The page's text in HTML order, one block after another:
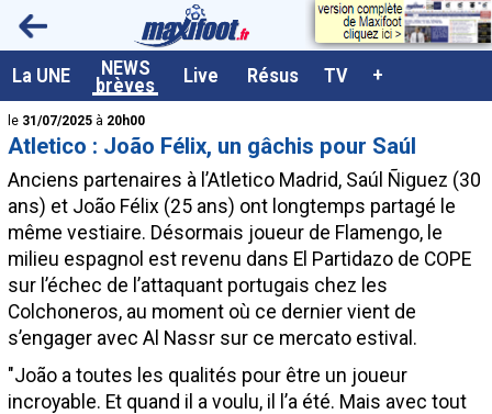
La UNE NEWS
brèves Live Résus TV +
<
le 31/07/2025 à 20h00
Atletico : João Félix, un gâchis pour Saúl
Anciens partenaires à l’Atletico Madrid, Saúl Ñiguez (30
ans) et João Félix (25 ans) ont longtemps partagé le
même vestiaire. Désormais joueur de Flamengo, le
milieu espagnol est revenu dans El Partidazo de COPE
sur l’échec de l’attaquant portugais chez les
Colchoneros, au moment où ce dernier vient de
s’engager avec Al Nassr sur ce mercato estival.
"João a toutes les qualités pour être un joueur
incroyable. Et quand il a voulu, il l’a été. Mais avec tout
A la UNE
Dernières brèves
Live / Matchs en direct
Résultats et Classements
Class. buteurs européens
Programme TV foot
Vidéos
Sondages
Tableau transferts L1